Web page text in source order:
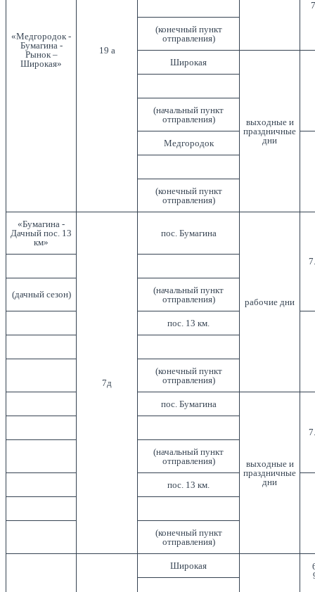
«Медгородок -
Бумагина -
Рынок –
Широкая»
19 а
(конечный пункт
отправления)
Широкая
выходные и
праздничные
дни
(начальный пункт
отправления)
Медгородок
(конечный пункт
отправления)
«Бумагина -
Дачный пос. 13
км»
7д
пос. Бумагина
рабочие дни
(дачный сезон)
(начальный пункт
отправления)
пос. 13 км.
(конечный пункт
отправления)
пос. Бумагина
выходные и
праздничные
дни
(начальный пункт
отправления)
пос. 13 км.
(конечный пункт
отправления)
Широкая